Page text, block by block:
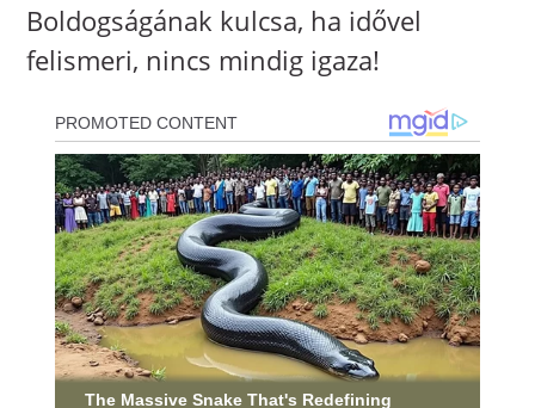
Boldogságának kulcsa, ha idővel
felismeri, nincs mindig igaza!